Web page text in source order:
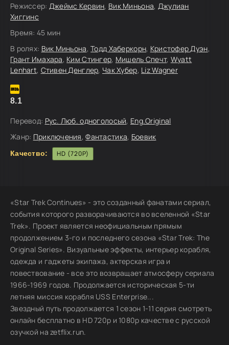
Режиссер: Джеймс Кервин, Вик Миньона, Джулиан
Хиггинс
Время: 45 мин
В ролях: Вик Миньона,Тодд Хаберкорн, Кристофер Дуэн,
Грант Имахара, Ким Стингер, Мишель Спечт, Wyatt
Lenhart, Стивен Денглер, Чак Хубер, Liz Wagner
8.1
Перевод: Рус. Люб. одноголосый, Eng.Original
Жанр: Приключения,Фантастика, Боевик
Качество: HD (720P)
«Star Trek Continues» - это созданный фанатами сериал,
события которого разворачиваются во вселенной «Star
Trek». Проект является неофициальным прямым
продолжением 3-го и последнего сезона «Star Trek: The
Original Series». Визуальные эффекты, интерьер корабля,
одежда и гаджеты экипажа, актерская игра и
повествование - все это возвращает атмосферу сериала
1966-1969 годов. Продолжается историческая 5-ти
летняя миссия корабля USS Enterprise...
Звездный путь продолжается 1 сезон 1-11 серия смотреть
онлайн бесплатно в HD 720p и 1080p качестве с русской
озучкой на zetflix.run.